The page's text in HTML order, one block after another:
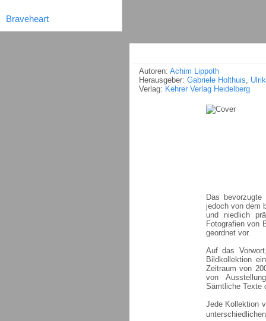
Braveheart
Autoren: Achim Lippoth
Herausgeber: Gabriele Holthuis,
Verlag: Kehrer Verlag Heidelberg
Das
jedoch von dem
und niedlich
Fotografien von
geordnet vor.
Auf das
Bildkollektion
Zeitraum von
von
Sämtliche Texte
Jede Kollektion